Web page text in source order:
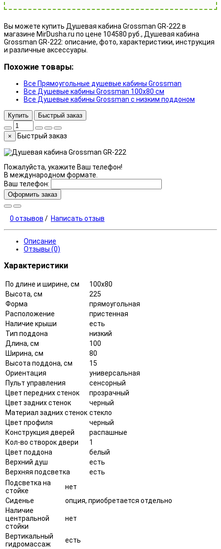
Вы можете купить Душевая кабина Grossman GR-222 в
магазине MirDusha.ru по цене 104580 руб., Душевая кабина
Grossman GR-222: описание, фото, характеристики, инструкция
и различные аксессуары.
Похожие товары:
Все Прямоугольные душевые кабины Grossman
Все Душевые кабины Grossman 100x80 см
Все Душевые кабины Grossman с низким поддоном
Купить Быстрый заказ
× Быстрый заказ
Пожалуйста, укажите Ваш телефон!
В международном формате.
Ваш телефон:
Оформить заказ
0 отзывов / Написать отзыв
Описание
Отзывы (0)
Характеристики
По длине и ширине, см
100x80
Высота, см
225
Форма
прямоугольная
Расположение
пристенная
Наличие крыши
есть
Тип поддона
низкий
Длина, см
100
Ширина, см
80
Высота поддона, см
15
Ориентация
универсальная
Пульт управления
сенсорный
Цвет передних стенок
прозрачный
Цвет задних стенок
черный
Материал задних стенок стекло
Цвет профиля
черный
Конструкция дверей
распашные
Кол-во створок двери
1
Цвет поддона
белый
Верхний душ
есть
Верхняя подсветка
есть
Подсветка на
стойке
нет
Сиденье
опция, приобретается отдельно
Наличие
центральной
стойки
нет
Вертикальный
гидромассаж
есть